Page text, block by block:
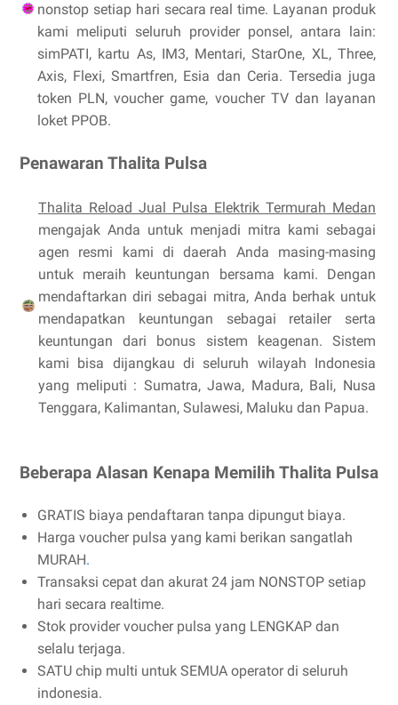
nonstop setiap hari secara real time. Layanan produk
kami meliputi seluruh provider ponsel, antara lain:
simPATI, kartu As, IM3, Mentari, StarOne, XL, Three,
Axis, Flexi, Smartfren, Esia dan Ceria. Tersedia juga
token PLN, voucher game, voucher TV dan layanan
loket PPOB.
Penawaran Thalita Pulsa
Thalita Reload Jual Pulsa Elektrik Termurah Medan
mengajak Anda untuk menjadi mitra kami sebagai
agen resmi kami di daerah Anda masing-masing
untuk meraih keuntungan bersama kami. Dengan
mendaftarkan diri sebagai mitra, Anda berhak untuk
mendapatkan keuntungan sebagai retailer serta
keuntungan dari bonus sistem keagenan. Sistem
kami bisa dijangkau di seluruh wilayah Indonesia
yang meliputi : Sumatra, Jawa, Madura, Bali, Nusa
Tenggara, Kalimantan, Sulawesi, Maluku dan Papua.
Beberapa Alasan Kenapa Memilih Thalita Pulsa
GRATIS biaya pendaftaran tanpa dipungut biaya.
Harga voucher pulsa yang kami berikan sangatlah
MURAH.
Transaksi cepat dan akurat 24 jam NONSTOP setiap
hari secara realtime.
Stok provider voucher pulsa yang LENGKAP dan
selalu terjaga.
SATU chip multi untuk SEMUA operator di seluruh
indonesia.